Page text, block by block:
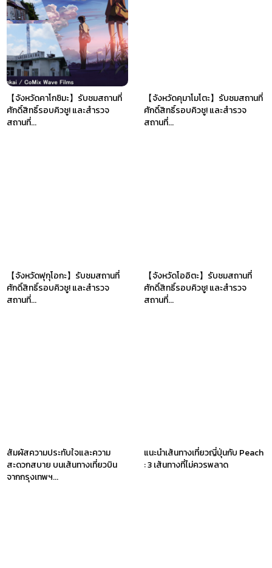
【จังหวัดคาโกชิมะ】รับชมสถานที่
ศักดิ์สิทธิ์รอบคิวชู! และสำรวจ
สถานที่...
【จังหวัดคุมาโมโตะ】รับชมสถานที่
ศักดิ์สิทธิ์รอบคิวชู! และสำรวจ
สถานที่...
【จังหวัดฟุกุโอกะ】รับชมสถานที่
ศักดิ์สิทธิ์รอบคิวชู! และสำรวจ
สถานที่...
【จังหวัดโออิตะ】รับชมสถานที่
ศักดิ์สิทธิ์รอบคิวชู! และสำรวจ
สถานที่...
สัมผัสความประทับใจและความ
สะดวกสบาย บนเส้นทางเที่ยวบิน
จากกรุงเทพฯ...
แนะนำเส้นทางเที่ยวญี่ปุ่นกับ Peach
: 3 เส้นทางที่ไม่ควรพลาด